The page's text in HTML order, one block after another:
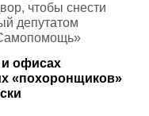
чтобы снести
депутатом
и офисах
«похоронщиков»